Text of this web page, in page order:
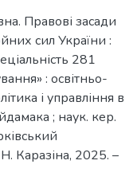
Правові засади
сил України :
281
: освітньо-
і управління в
; наук. кер.
Каразіна, 2025. –